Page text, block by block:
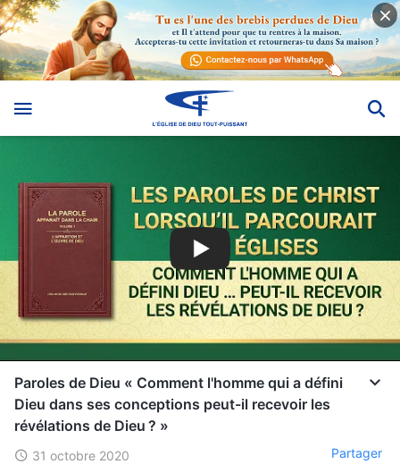
Paroles de Dieu « Comment l'homme qui a défini
Dieu dans ses conceptions peut-il recevoir les
révélations de Dieu ? »
31 octobre 2020 Partager